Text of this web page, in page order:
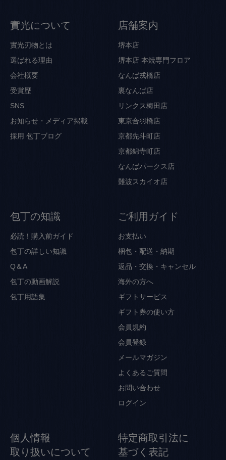
實光について
實光刃物とは
選ばれる理由
会社概要
受賞歴
SNS
お知らせ・メディア掲載
採用 包丁ブログ
店舗案内
堺本店
堺本店 本焼専門フロア
なんば戎橋店
裏なんば店
リンクス梅田店
東京合羽橋店
京都先斗町店
京都錦寺町店
なんばパークス店
難波スカイオ店
包丁の知識
必読！購入前ガイド
包丁の詳しい知識
Q＆A
包丁の動画解説
包丁用語集
ご利用ガイド
お支払い
梱包・配送・納期
返品・交換・キャンセル
海外の方へ
ギフトサービス
ギフト券の使い方
会員規約
会員登録
メールマガジン
よくあるご質問
お問い合わせ
ログイン
個人情報
取り扱いについて
特定商取引法に
基づく表記